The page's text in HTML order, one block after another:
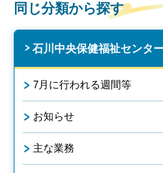
同じ分類から探す
石川中央保健福祉センタ
7月に行われる週間等
お知らせ
主な業務